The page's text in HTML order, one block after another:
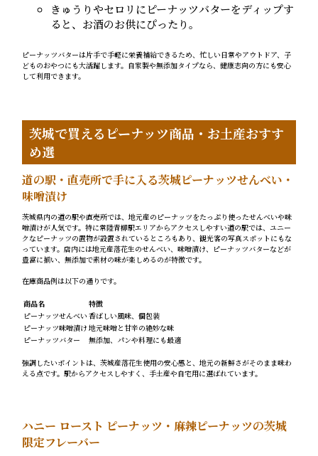
きゅうりやセロリにピーナッツバターをディップす
ると、お酒のお供にぴったり。
ピーナッツバターは片手で手軽に栄養補給できるため、忙しい日常やアウトドア、子
どものおやつにも大活躍します。自家製や無添加タイプなら、健康志向の方にも安心
して利用できます。
茨城で買えるピーナッツ商品・お土産おすす
め選
道の駅・直売所で手に入る茨城ピーナッツせんべい・
味噌漬け
茨城県内の道の駅や直売所では、地元産のピーナッツをたっぷり使ったせんべいや味
噌漬けが人気です。特に常陸青柳駅エリアからアクセスしやすい道の駅では、ユニー
クなピーナッツの置物が設置されているところもあり、観光客の写真スポットにもな
っています。店内には地元産落花生のせんべい、味噌漬け、ピーナッツバターなどが
豊富に揃い、無添加で素材の味が楽しめるのが特徴です。
在庫商品例は以下の通りです。
商品名
特徴
ピーナッツせんべい 香ばしい風味、個包装
ピーナッツ味噌漬け地元味噌と甘辛の絶妙な味
ピーナッツバター
無添加、パンや料理にも最適
強調したいポイントは、茨城産落花生使用の安心感と、地元の新鮮さがそのまま味わ
える点です。駅からアクセスしやすく、手土産や自宅用に選ばれています。
ハニー ロースト ピーナッツ・麻辣ピーナッツの茨城
限定フレーバー